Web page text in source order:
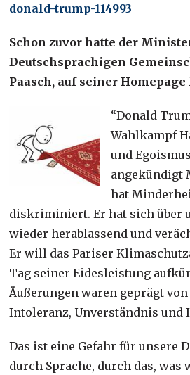
donald-trump-114993
Schon zuvor hatte der
Deutschsprachigen
Paasch, auf seiner
“Donald
Wahlkampf
und
angekündigt
hat
diskriminiert. Er hat sich über
wieder herablassend und
Er will das Pariser
Tag seiner Eidesleistung
Äußerungen waren geprägt
Intoleranz, Unverständnis und
Das ist eine Gefahr für unsere
durch Sprache, durch das, was